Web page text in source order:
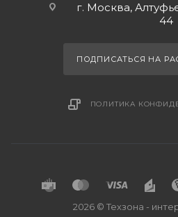
г. Москва,
44
ПОДПИСАТЬСЯ НА
ПОЛИТИКА
2026 © Техзона -